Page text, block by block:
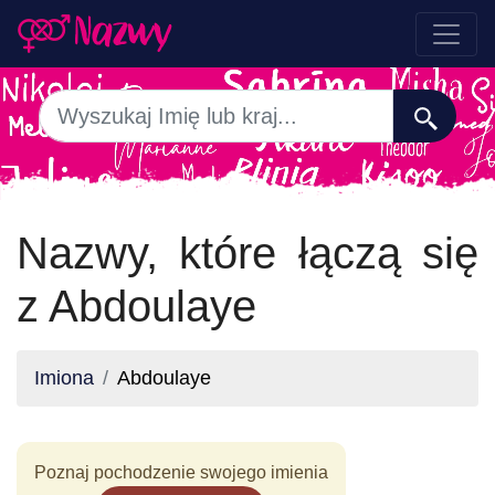
Nazwy, które łączą się
z Abdoulaye
Imiona Abdoulaye
Poznaj pochodzenie swojego imienia